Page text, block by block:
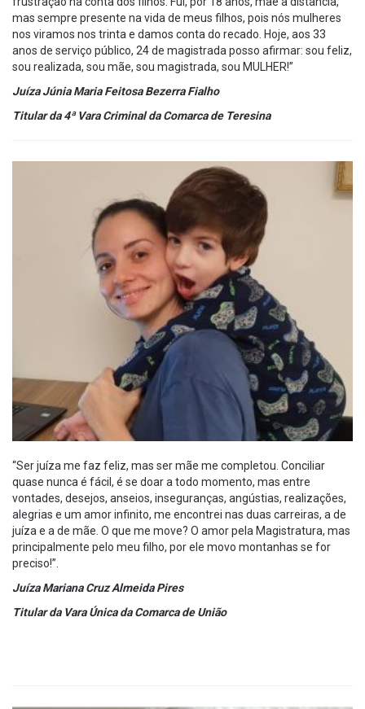
mas sempre presente na vida de meus filhos, pois nós mulheres
nos viramos nos trinta e damos conta do recado. Hoje, aos 33
anos de serviço público, 24 de magistrada posso afirmar: sou feliz,
sou realizada, sou mãe, sou magistrada, sou MULHER!”
Juíza Júnia Maria Feitosa Bezerra Fialho
Titular da 4ª Vara Criminal da Comarca de Teresina
“Ser juíza me faz feliz, mas ser mãe me completou. Conciliar
quase nunca é fácil, é se doar a todo momento, mas entre
vontades, desejos, anseios, inseguranças, angústias, realizações,
alegrias e um amor infinito, me encontrei nas duas carreiras, a de
juíza e a de mãe. O que me move? O amor pela Magistratura, mas
principalmente pelo meu filho, por ele movo montanhas se for
preciso!”.
Juíza Mariana Cruz Almeida Pires
Titular da Vara Única da Comarca de União